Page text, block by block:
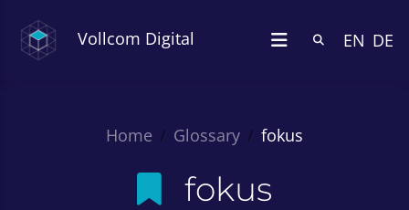
Vollcom Digital EN DE
Home Glossary fokus
fokus